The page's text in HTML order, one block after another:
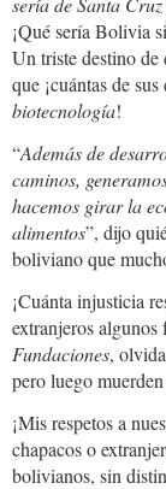
¡Qué sería Bolivia
Un triste destino de
que ¡cuántas de
biotecnología!
“Además de
caminos,
hacemos girar la
alimentos”, dijo
boliviano que
¡Cuánta injusticia
extranjeros algunos
Fundaciones,
pero luego
¡Mis respetos a
chapacos o
bolivianos, sin